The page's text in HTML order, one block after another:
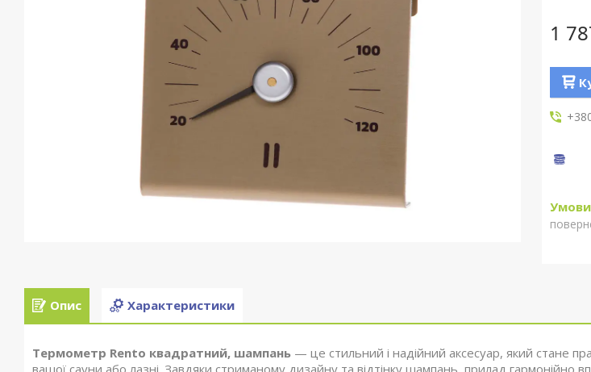
1
Опис Характеристики
Термометр Rento квадратний, шампань — це стильний і надійний аксесуар, який стане
вашої сауни або лазні. Завдяки стриманому дизайну та відтінку шампань, прилад гармонійно